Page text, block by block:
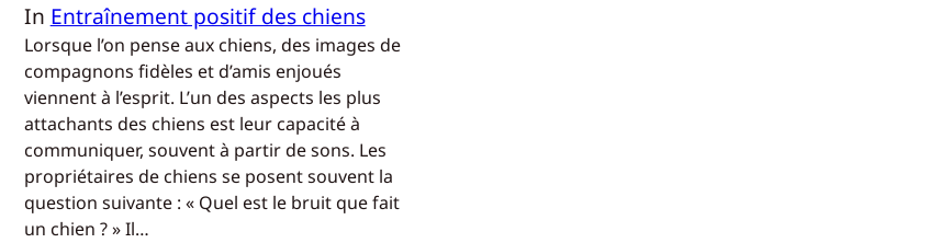
In Entraînement positif des chiens
Lorsque l’on pense aux chiens, des images de
compagnons fidèles et d’amis enjoués
viennent à l’esprit. L’un des aspects les plus
attachants des chiens est leur capacité à
communiquer, souvent à partir de sons. Les
propriétaires de chiens se posent souvent la
question suivante : « Quel est le bruit que fait
un chien ? » Il…